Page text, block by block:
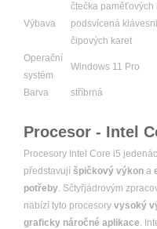
Výbava
čtečka paměťových
podsvícená
čipových karet
Operační
systém
Windows 11 Pro
Barva stříbrná
Procesor - Intel
Procesory Intel Core i5
představují špičkový výkon a
potřeby. Sčtyřjádrovým
nabízí tyto procesory vysoký
graficky náročné aplikace.